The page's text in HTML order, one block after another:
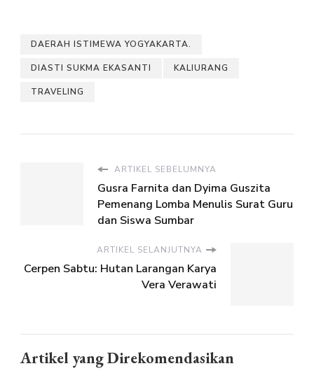
DAERAH ISTIMEWA YOGYAKARTA.
DIASTI SUKMA EKASANTI KALIURANG
TRAVELING
ARTIKEL SEBELUMNYA
Gusra Farnita dan Dyima Guszita
Pemenang Lomba Menulis Surat Guru
dan Siswa Sumbar
ARTIKEL SELANJUTNYA
Cerpen Sabtu: Hutan Larangan Karya
Vera Verawati
Artikel yang Direkomendasikan